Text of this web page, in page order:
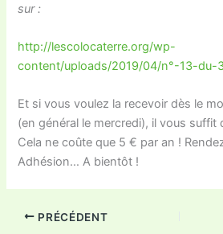
sur :
http://lescolocaterre.org/wp-
content/uploads/2019/04/n°-13-du-
Et si vous voulez la recevoir dès le
(en général le mercredi), il vous suffit
Cela ne coûte que 5 € par an !
Adhésion… A bientôt !
PRÉCÉDENT